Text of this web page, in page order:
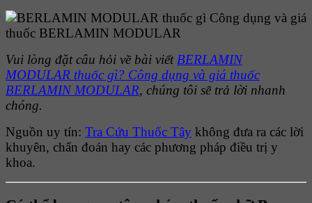
Vui lòng đặt câu hỏi về bài viết BERLAMIN
MODULAR thuốc gì? Công dụng và giá thuốc
BERLAMIN MODULAR, chúng tôi sẽ trả lời nhanh
chóng.
Nguồn uy tín: Tra Cứu Thuốc Tây không đưa ra các lời
khuyên, chẩn đoán hay các phương pháp điều trị y
khoa.